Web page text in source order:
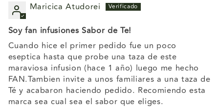
Maricica Atudorei
Soy fan infusiones Sabor de Te!
Cuando hice el primer pedido fue un poco
eseptica hasta que probe una taza de este
maraviosa infusion (hace 1 año) luego me hecho
FAN.Tambien invite a unos familiares a una taza de
Té y acabaron haciendo pedido. Recomiendo esta
marca sea cual sea el sabor que eliges.